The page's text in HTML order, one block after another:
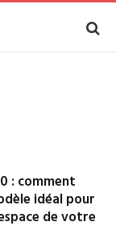
: comment
idéal pour
de votre